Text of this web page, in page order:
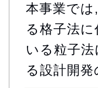
本事業で
る格子法
いる粒子
る設計開